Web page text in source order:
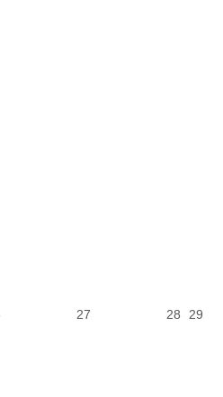
27 28 29